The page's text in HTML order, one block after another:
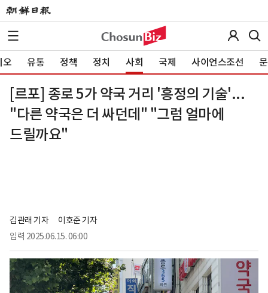
오 유통 정책 정치 사회 국제 사이언스조선
[르포] 종로 5가 약국 거리 '흥정의 기술'...
"다른 약국은 더 싸던데" "그럼 얼마에
드릴까요"
김관래 기자
이호준 기자
입력 2025.06.15. 06:00